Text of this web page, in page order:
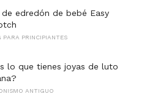
edredón de bebé Easy
PARA PRINCIPIANTES
lo que tienes joyas de luto
ANTIGUO